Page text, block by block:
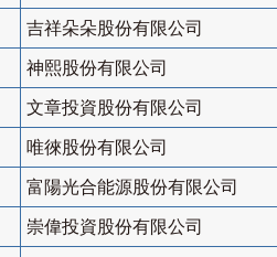
吉祥朵朵股份有限公司
神熙股份有限公司
文章投資股份有限公司
唯徠股份有限公司
富陽光合能源股份有限公司
崇偉投資股份有限公司